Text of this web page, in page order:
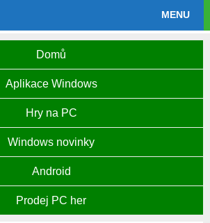
MENU
Domů
Aplikace Windows
Hry na PC
Windows novinky
Android
Prodej PC her